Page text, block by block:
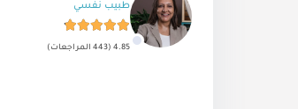
طبيب نفسي
4.85 (443 المراجعات)